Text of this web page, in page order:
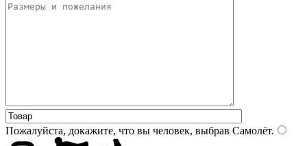
Пожалуйста, докажите, что вы человек, выбрав Самолёт.